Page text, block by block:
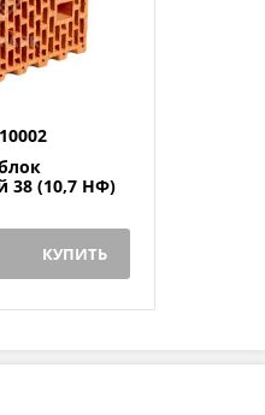
38 (10,7 НФ)
КУПИТЬ